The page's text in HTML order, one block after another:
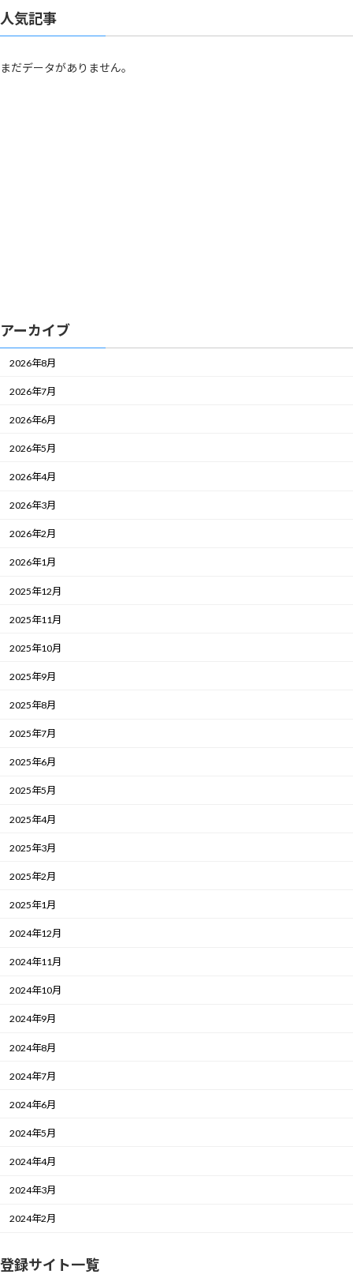
人気記事
まだデータがありません。
アーカイブ
2026年8月
2026年7月
2026年6月
2026年5月
2026年4月
2026年3月
2026年2月
2026年1月
2025年12月
2025年11月
2025年10月
2025年9月
2025年8月
2025年7月
2025年6月
2025年5月
2025年4月
2025年3月
2025年2月
2025年1月
2024年12月
2024年11月
2024年10月
2024年9月
2024年8月
2024年7月
2024年6月
2024年5月
2024年4月
2024年3月
2024年2月
登録サイト一覧